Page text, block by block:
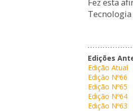
Edições
Edição Atual
Edição Nº66
Edição Nº65
Edição Nº64
Edição Nº63